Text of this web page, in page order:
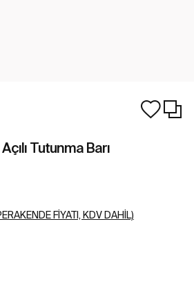
Tutunma Barı
FIYATI, KDV DAHIL)